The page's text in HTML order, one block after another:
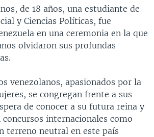
de 18 años, una estudiante de
y Ciencias Políticas, fue
en una ceremonia en la que
olvidaron sus profundas
venezolanos, apasionados por la
se congregan frente a sus
de conocer a su futura reina y
internacionales como
terreno neutral en este país